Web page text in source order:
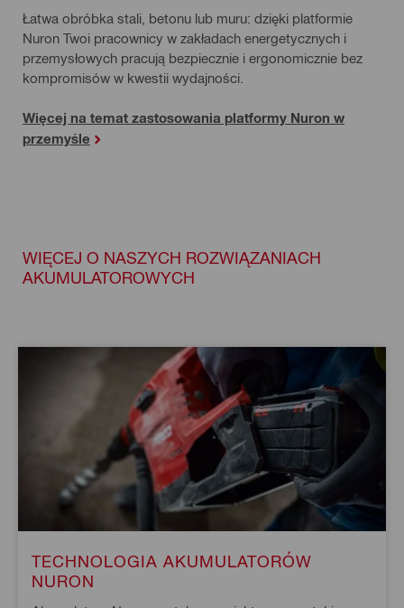
Łatwa obróbka stali, betonu lub muru: dzięki platformie
Nuron Twoi pracownicy w zakładach energetycznych i
przemysłowych pracują bezpiecznie i ergonomicznie bez
kompromisów w kwestii wydajności.
Więcej na temat zastosowania platformy Nuron w
przemyśle
WIĘCEJ O NASZYCH ROZWIĄZANIACH
AKUMULATOROWYCH
TECHNOLOGIA AKUMULATORÓW
NURON